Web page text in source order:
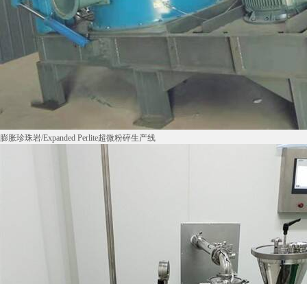
膨胀珍珠岩/Expanded Perlite超微粉碎生产线